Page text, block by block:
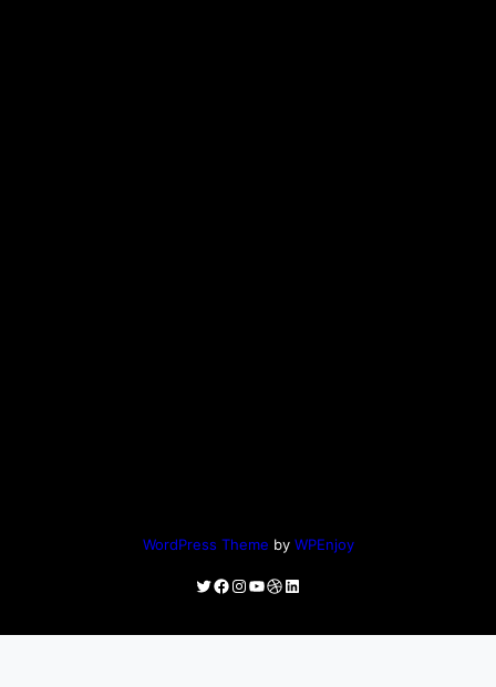
WordPress Theme by WPEnjoy
Twitter
Facebook
Instagram
YouTube
Dribbble
LinkedIn